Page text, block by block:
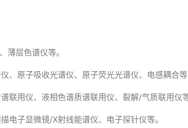
薄层色谱仪等。
、原子吸收光谱仪、原子荧光光谱仪、电感耦合等
联用仪、液相色谱质谱联用仪、裂解/气质联用仪等
电子显微镜/X射线能谱仪、电子探针仪等。